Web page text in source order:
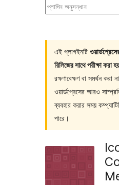
প্লাগিন
এই প্লাগইনটি
রিলিজের সাথে পরীক্ষা করা
রক্ষণাবেক্ষণ বা সমর্থন করা
ওয়ার্ডপ্রেসের আরও
ব্যবহার করার সময়
পারে।